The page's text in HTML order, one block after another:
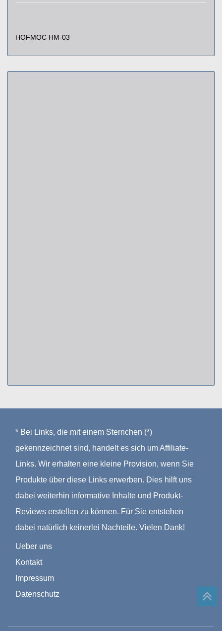
HOFMOC HM-03
* Bei Links, die mit einem Sternchen (*)
gekennzeichnet sind, handelt es sich um Affiliate-
Links. Wir erhalten eine kleine Provision, wenn Sie
Produkte über diese Links erwerben. Dies hilft uns
dabei weiterhin informative Inhalte und Produkt-
Reviews erstellen zu können. Für Sie entstehen
dabei natürlich keinerlei Nachteile. Vielen Dank!
Ueber uns
Kontakt
Impressum
Datenschutz